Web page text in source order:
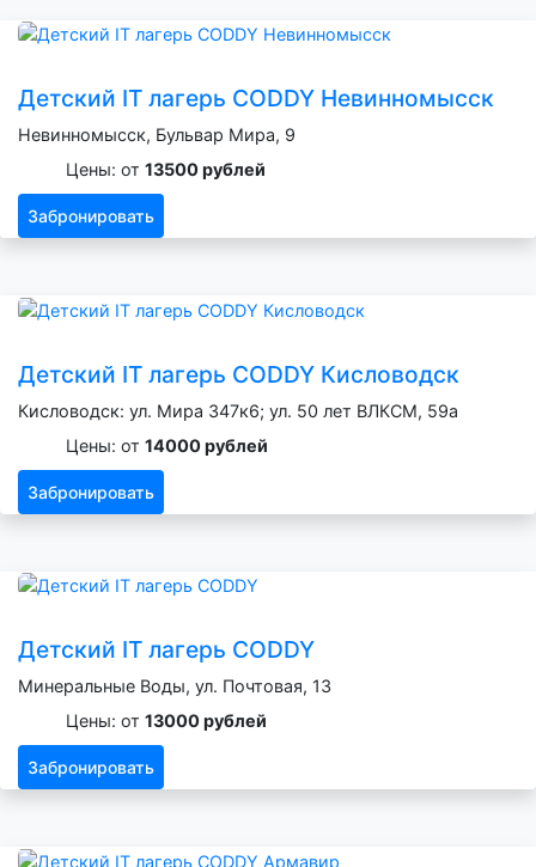
Детский IT лагерь CODDY Невинномысск
Невинномысск, Бульвар Мира, 9
Цены: от 13500 рублей
Забронировать
Детский IT лагерь CODDY Кисловодск
Кисловодск: ул. Мира 347к6; ул. 50 лет ВЛКСМ, 59а
Цены: от 14000 рублей
Забронировать
Детский IT лагерь CODDY
Минеральные Воды, ул. Почтовая, 13
Цены: от 13000 рублей
Забронировать